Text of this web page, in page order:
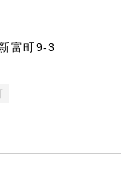
富町9-3